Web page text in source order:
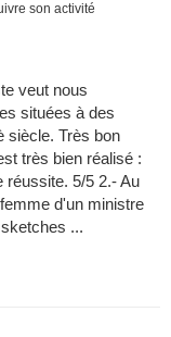
son activité
veut nous
situées à des
siècle. Très bon
très bien réalisé :
réussite. 5/5 2.- Au
d'un ministre
...